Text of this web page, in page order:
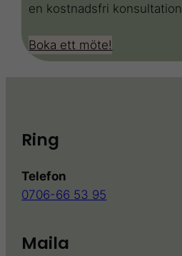
en kostnadsfri konsultation
Boka ett möte!
Ring
Telefon
0706-66 53 95
Maila